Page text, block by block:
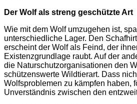
Der Wolf als streng geschützte Art
Wie mit dem Wolf umzugehen ist,
unterschiedliche Lager. Den
erscheint der Wolf als Feind, der
Existenzgrundlage raubt. Auf der
die Naturschutzorganisationen den
schützenswerte Wildtierart. Dass
Wolfsproblemen zu kämpfen haben,
Unverständnis zwischen den